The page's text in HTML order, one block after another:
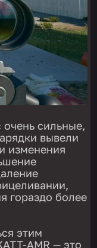
очень сильные,
вывели
изменения
гораздо более
этим
AMR — это